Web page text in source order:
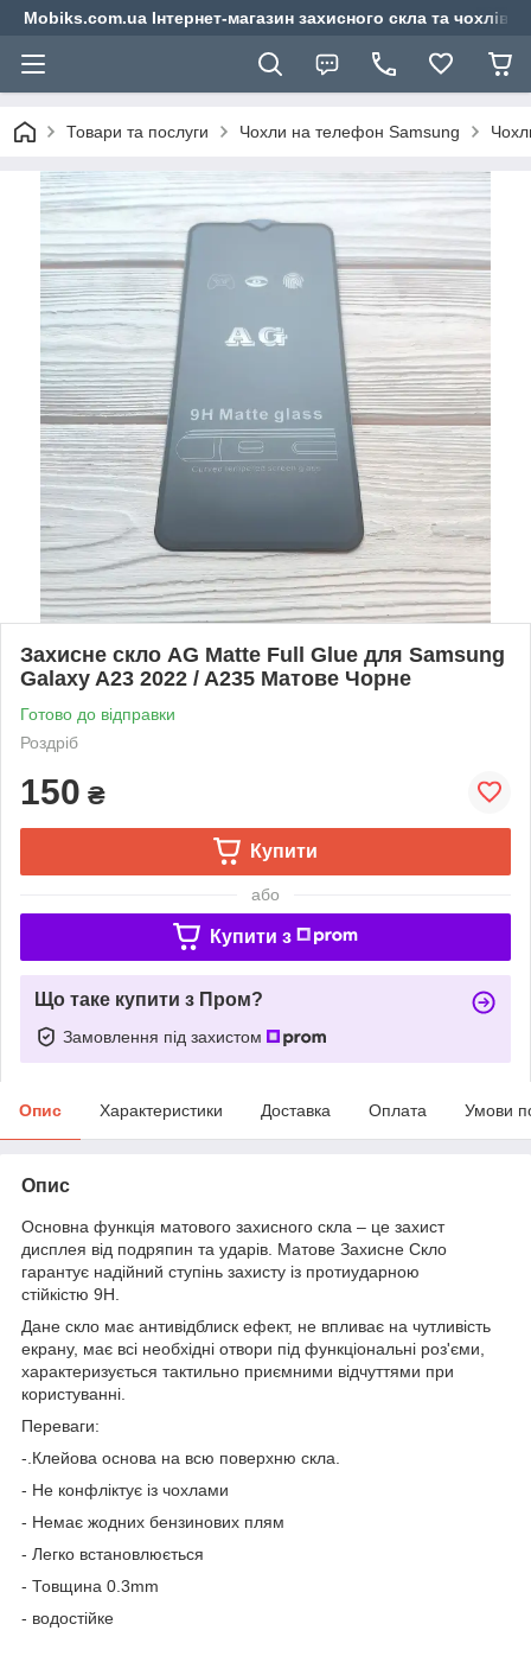
Mobiks.com.ua Інтернет-магазин захисного скла та чохлів
Товари та послуги Чохли на телефон Samsung
Захисне скло AG Matte Full Glue для Samsung
Galaxy A23 2022 / A235 Матове Чорне
Готово до відправки
Роздріб
150 ₴
Купити
або
Купити з
Що таке купити з Пром?
Замовлення під захистом
Опис Характеристики Доставка Оплата Умови
Опис
Основна функція матового захисного скла – це захист
дисплея від подряпин та ударів. Матове Захисне Скло
гарантує надійний ступінь захисту із протиударною
стійкістю 9H.
Дане скло має антивідблиск ефект, не впливає на чутливість
екрану, має всі необхідні отвори під функціональні роз'єми,
характеризується тактильно приємними відчуттями при
користуванні.
Переваги:
-.Клейова основа на всю поверхню скла.
- Не конфліктує із чохлами
- Немає жодних бензинових плям
- Легко встановлюється
- Товщина 0.3mm
- водостійке